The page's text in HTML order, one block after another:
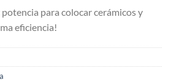
potencia para colocar cerámicos y
eficiencia!